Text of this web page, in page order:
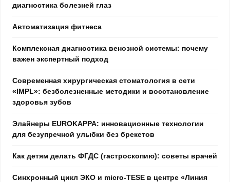
диагностика болезней глаз
Автоматизация фитнеса
Комплексная диагностика венозной системы: почему
важен экспертный подход
Современная хирургическая стоматология в сети
«IMPL»: безболезненные методики и восстановление
здоровья зубов
Элайнеры EUROKAPPA: инновационные технологии
для безупречной улыбки без брекетов
Как детям делать ФГДС (гастроскопию): советы врачей
Синхронный цикл ЭКО и micro-TESE в центре «Линия